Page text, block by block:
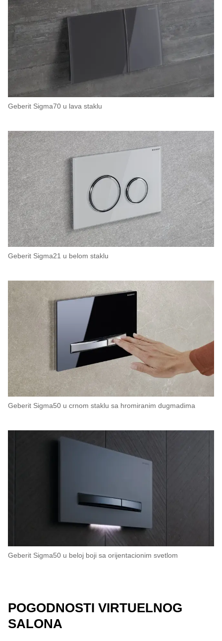
Geberit Sigma70 u lava staklu
Geberit Sigma21 u belom staklu
Geberit Sigma50 u crnom staklu sa hromiranim dugmadima
Geberit Sigma50 u beloj boji sa orijentacionim svetlom
POGODNOSTI VIRTUELNOG
SALONA